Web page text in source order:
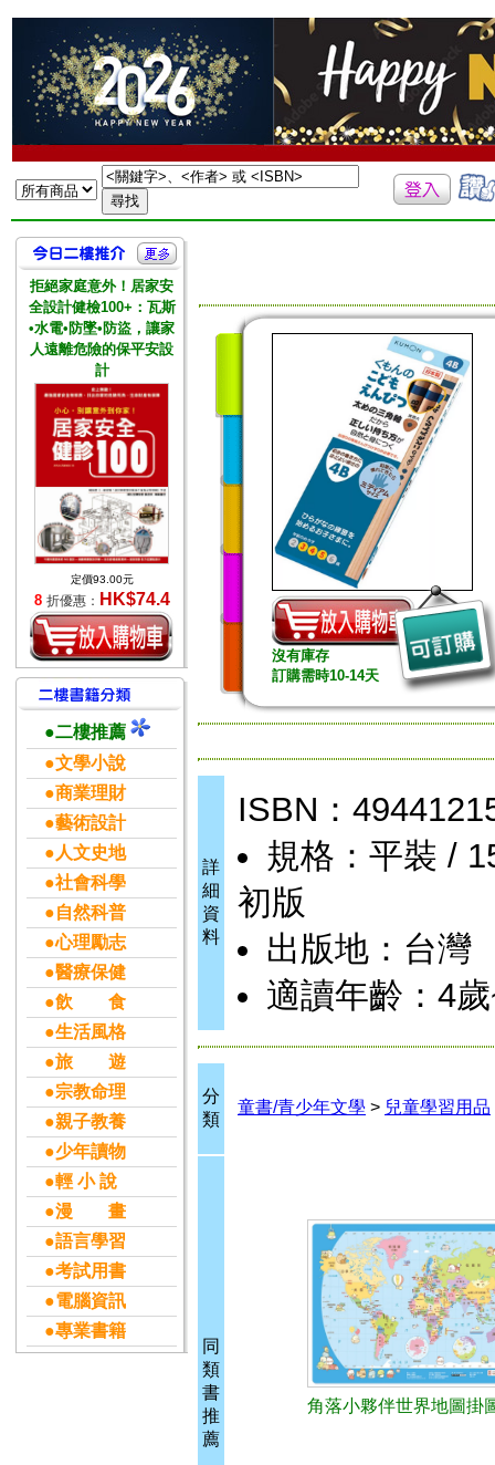
拒絕家庭意外！居家安
全設計健檢100+：瓦斯
•水電•防墜•防盜，讓家
人遠離危險的保平安設
計
定價93.00元
8 折優惠： HK$74.4
●二樓推薦
●文學小說
●商業理財
●藝術設計
●人文史地
●社會科學
●自然科普
●心理勵志
●醫療保健
●飲 食
●生活風格
●旅 遊
●宗教命理
●親子教養
●少年讀物
●輕 小 說
●漫 畫
●語言學習
●考試用書
●電腦資訊
●專業書籍
沒有庫存
訂購需時10-14天
詳
細
資
料
ISBN：
規格：平裝 /
初版
出版地：台灣
適讀年齡：4
分
類
童書/青少年文學 > 兒童學習用品
同
類
書
推
薦
角落小夥伴世界地圖掛